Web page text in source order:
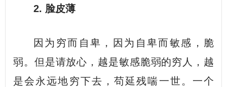
2. 脸皮薄
因为穷而自卑，因为自卑而敏感，脆
弱。但是请放心，越是敏感脆弱的穷人，越
是会永远地穷下去，苟延残喘一世。一个